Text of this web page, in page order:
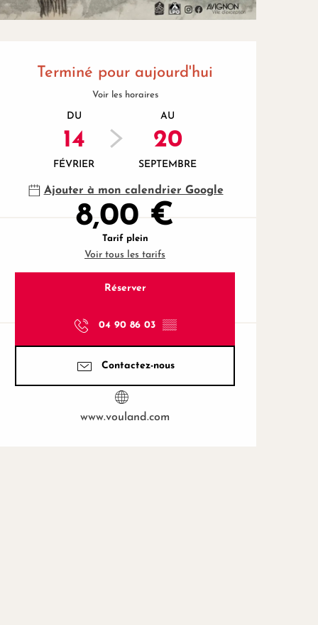
et coordonnées
Terminé pour aujourd'hui
Voir les horaires
DU
14
FÉVRIER
AU
20
SEPTEMBRE
Ajouter à mon calendrier Google
8,00 €
Tarif plein
Voir tous les tarifs
Réserver
04 90 86 03 ▒▒
Contactez-nous
www.vouland.com